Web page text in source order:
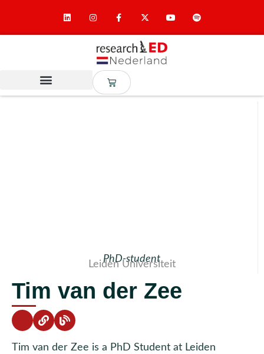
PhD-student
Leiden Universiteit
Tim van der Zee
Tim van der Zee is a PhD Student at Leiden